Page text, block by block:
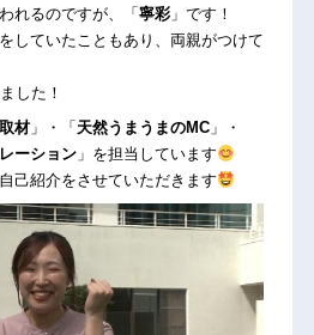
れるのですが、「 寧彩」です！
していたこともあり、両親がつけて
した！
材」・「 天然うまうまのMC」・
ーション」を担当しています
己紹介をさせていただきます